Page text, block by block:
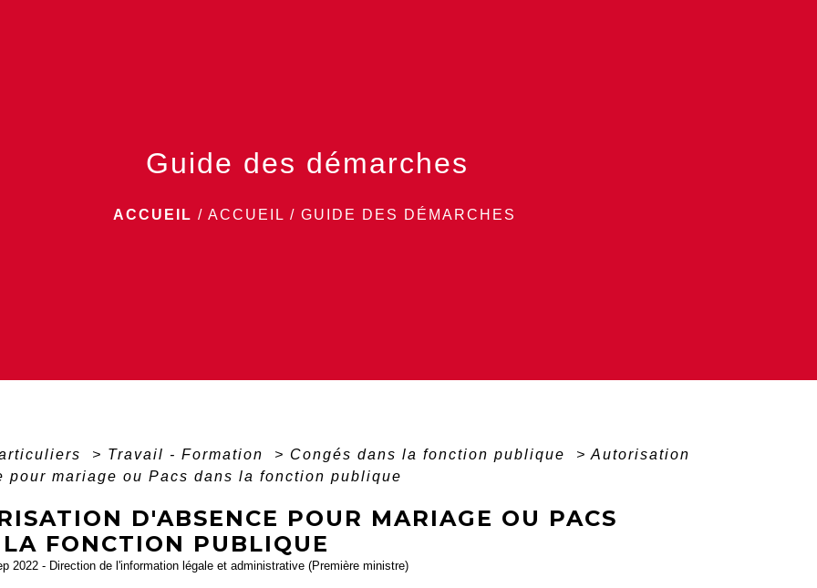
Guide des démarches
ACCUEIL / ACCUEIL / GUIDE DES DÉMARCHES
> Travail - Formation > Congés dans la fonction publique > Autorisation
pour mariage ou Pacs dans la fonction publique
D'ABSENCE POUR MARIAGE OU PACS
FONCTION PUBLIQUE
2022 - Direction de l'information légale et administrative (Première ministre)